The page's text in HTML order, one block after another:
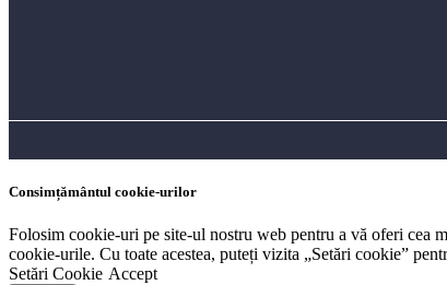
Consimțământul cookie-urilor
Folosim cookie-uri pe site-ul nostru web pentru a vă oferi cea
cookie-urile. Cu toate acestea, puteți vizita „Setări cookie”
Setări Cookie Accept